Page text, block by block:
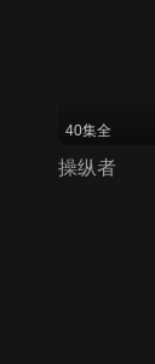
40集全
操纵者